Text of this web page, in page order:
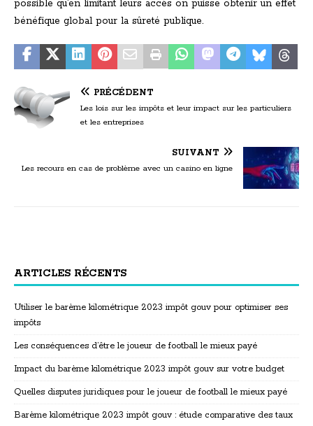
possible qu’en limitant leurs accès on puisse obtenir un effet
bénéfique global pour la sûreté publique.
PRÉCÉDENT
Les lois sur les impôts et leur impact sur les particuliers
et les entreprises
SUIVANT
Les recours en cas de problème avec un casino en ligne
ARTICLES RÉCENTS
Utiliser le barème kilométrique 2023 impôt gouv pour optimiser ses
impôts
Les conséquences d’être le joueur de football le mieux payé
Impact du barème kilométrique 2023 impôt gouv sur votre budget
Quelles disputes juridiques pour le joueur de football le mieux payé
Barème kilométrique 2023 impôt gouv : étude comparative des taux